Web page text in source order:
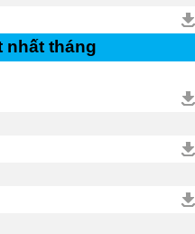
nhất tháng